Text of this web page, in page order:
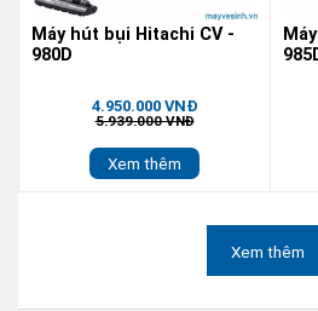
Máy hút bụi Hitachi CV -
980D
4.950.000 VNĐ
5.939.000 VNĐ
Xem thêm
Xem thêm